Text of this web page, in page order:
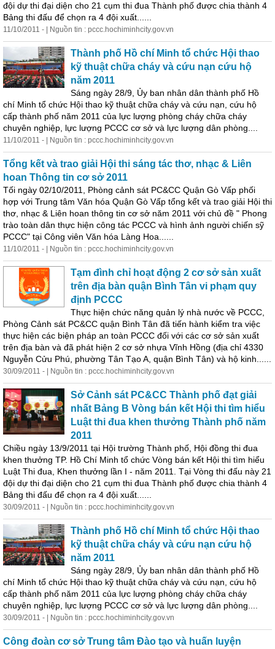
đội dự thi đại diện cho 21 cụm thi đua Thành phố được chia thành 4
Bảng thi đấu để chọn ra 4 đội xuất......
11/10/2011 - | Nguồn tin : pccc.hochiminhcity.gov.vn
Thành phố Hồ chí Minh tổ chức Hội thao
kỹ thuật chữa cháy và cứu nạn cứu hộ
năm 2011
Sáng ngày 28/9, Ủy ban nhân dân thành phố Hồ
chí Minh tổ chức Hội thao kỹ thuật chữa cháy và cứu nạn, cứu hộ
cấp thành phố năm 2011 của lực lượng phòng cháy chữa cháy
chuyên nghiệp, lực lượng PCCC cơ sở và lực lượng dân phòng....
11/10/2011 - | Nguồn tin : pccc.hochiminhcity.gov.vn
Tổng kết và trao giải Hội thi sáng tác thơ, nhạc & Liên
hoan Thông tin cơ sở 2011
Tối ngày 02/10/2011, Phòng cảnh sát PC&CC Quận Gò Vấp phối
hợp với Trung tâm Văn hóa Quận Gò Vấp tổng kết và trao giải Hội thi
thơ, nhạc & Liên hoan thông tin cơ sở năm 2011 với chủ đề " Phong
trào toàn dân thực hiện công tác PCCC và hình ảnh người chiến sỹ
PCCC" tại Công viên Văn hóa Làng Hoa......
11/10/2011 - | Nguồn tin : pccc.hochiminhcity.gov.vn
Tạm đình chỉ hoạt động 2 cơ sở sản xuất
trên địa bàn quận Bình Tân vi phạm quy
định PCCC
Thực hiện chức năng quản lý nhà nước về PCCC,
Phòng Cảnh sát PC&CC quận Bình Tân đã tiến hành kiểm tra việc
thực hiện các biện pháp an toàn PCCC đối với các cơ sở sản xuất
trên địa bàn và đã phát hiện 2 cơ sở nhựa Vĩnh Hồng (địa chỉ 4330
Nguyễn Cửu Phú, phường Tân Tạo A, quận Bình Tân) và hộ kinh......
30/09/2011 - | Nguồn tin : pccc.hochiminhcity.gov.vn
Sở Cảnh sát PC&CC Thành phố đạt giải
nhất Bảng B Vòng bán kết Hội thi tìm hiểu
Luật thi đua khen thưởng Thành phố năm
2011
Chiều ngày 13/9/2011 tại Hội trường Thành phố, Hội đồng thi đua
khen thưởng TP. Hồ Chí Minh tổ chức Vòng bán kết Hội thi tìm hiểu
Luật Thi đua, Khen thưởng lần I - năm 2011. Tại Vòng thi đấu này 21
đội dự thi đại diện cho 21 cụm thi đua Thành phố được chia thành 4
Bảng thi đấu để chọn ra 4 đội xuất......
30/09/2011 - | Nguồn tin : pccc.hochiminhcity.gov.vn
Thành phố Hồ chí Minh tổ chức Hội thao
kỹ thuật chữa cháy và cứu nạn cứu hộ
năm 2011
Sáng ngày 28/9, Ủy ban nhân dân thành phố Hồ
chí Minh tổ chức Hội thao kỹ thuật chữa cháy và cứu nạn, cứu hộ
cấp thành phố năm 2011 của lực lượng phòng cháy chữa cháy
chuyên nghiệp, lực lượng PCCC cơ sở và lực lượng dân phòng....
30/09/2011 - | Nguồn tin : pccc.hochiminhcity.gov.vn
Công đoàn cơ sở Trung tâm Đào tạo và huấn luyện